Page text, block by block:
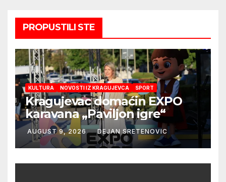
PROPUSTILI STE
KULTURA NOVOSTI IZ KRAGUJEVCA SPORT
Kragujevac domaćin EXPO
karavana „Paviljon igre“
AUGUST 9, 2026 DEJAN SRETENOVIC